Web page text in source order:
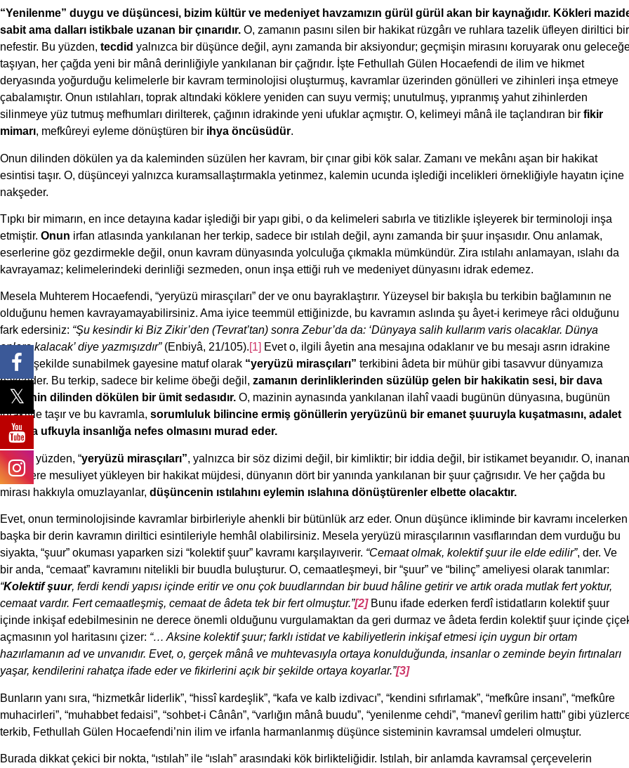
“Yenilenme” duygu ve düşüncesi, bizim kültür ve medeniyet havzamızın gürül gürül akan bir kaynağıdır. Kökleri
sabit ama dalları istikbale uzanan bir çınarıdır. O, zamanın pasını silen bir hakikat rüzgârı ve ruhlara tazelik üfleyen diriltici bir
nefestir. Bu yüzden, tecdid yalnızca bir düşünce değil, aynı zamanda bir aksiyondur; geçmişin mirasını koruyarak onu
taşıyan, her çağda yeni bir mânâ derinliğiyle yankılanan bir çağrıdır. İşte Fethullah Gülen Hocaefendi de ilim ve hikmet
deryasında yoğurduğu kelimelerle bir kavram terminolojisi oluşturmuş, kavramlar üzerinden gönülleri ve zihinleri inşa etmeye
çabalamıştır. Onun ıstılahları, toprak altındaki köklere yeniden can suyu vermiş; unutulmuş, yıpranmış yahut zihinlerden
silinmeye yüz tutmuş mefhumları dirilterek, çağının idrakinde yeni ufuklar açmıştır. O, kelimeyi mânâ ile taçlandıran bir fikir
mimarı, mefkûreyi eyleme dönüştüren bir ihya öncüsüdür.
Onun dilinden dökülen ya da kaleminden süzülen her kavram, bir çınar gibi kök salar. Zamanı ve mekânı aşan bir hakikat
esintisi taşır. O, düşünceyi yalnızca kuramsallaştırmakla yetinmez, kalemin ucunda işlediği incelikleri örnekliğiyle hayatın içine
nakşeder.
Tıpkı bir mimarın, en ince detayına kadar işlediği bir yapı gibi, o da kelimeleri sabırla ve titizlikle işleyerek bir terminoloji inşa
etmiştir. Onun irfan atlasında yankılanan her terkip, sadece bir ıstılah değil, aynı zamanda bir şuur inşasıdır. Onu anlamak,
eserlerine göz gezdirmekle değil, onun kavram dünyasında yolculuğa çıkmakla mümkündür. Zira ıstılahı anlamayan, ıslahı da
kavrayamaz; kelimelerindeki derinliği sezmeden, onun inşa ettiği ruh ve medeniyet dünyasını idrak edemez.
Mesela Muhterem Hocaefendi, “yeryüzü mirasçıları” der ve onu bayraklaştırır. Yüzeysel bir bakışla bu terkibin bağlamının ne
olduğunu hemen kavrayamayabilirsiniz. Ama iyice teemmül ettiğinizde, bu kavramın aslında şu âyet-i kerimeye râci olduğunu
fark edersiniz: “Şu kesindir ki Biz Zikir’den (Tevrat’tan) sonra Zebur’da da: ‘Dünyaya salih kullarım varis olacaklar. Dünya
onlara kalacak’ diye yazmışızdır”(Enbiyâ, 21/105).[1] Evet o, ilgili âyetin ana mesajına odaklanır ve bu mesajı asrın idrakine
uygun şekilde sunabilmek gayesine matuf olarak “yeryüzü mirasçıları” terkibini âdeta bir mühür gibi tasavvur dünyamıza
nakşeder. Bu terkip, sadece bir kelime öbeği değil, zamanın derinliklerinden süzülüp gelen bir hakikatin sesi, bir dava
neferinin dilinden dökülen bir ümit sedasıdır. O, mazinin aynasında yankılanan ilahî vaadi bugünün dünyasına, bugünün
idrâkiyle taşır ve bu kavramla, sorumluluk bilincine ermiş gönüllerin yeryüzünü bir emanet şuuruyla kuşatmasını, adalet
ve ihya ufkuyla insanlığa nefes olmasını murad eder.
İşte bu yüzden, “yeryüzü mirasçıları”, yalnızca bir söz dizimi değil, bir kimliktir; bir iddia değil, bir istikamet beyanıdır. O, inanan
yüreklere mesuliyet yükleyen bir hakikat müjdesi, dünyanın dört bir yanında yankılanan bir şuur çağrısıdır. Ve her çağda bu
mirası hakkıyla omuzlayanlar, düşüncenin ıstılahını eylemin ıslahına dönüştürenler elbette olacaktır.
Evet, onun terminolojisinde kavramlar birbirleriyle ahenkli bir bütünlük arz eder. Onun düşünce ikliminde bir kavramı incelerken
başka bir derin kavramın diriltici esintileriyle hemhâl olabilirsiniz. Mesela yeryüzü mirasçılarının vasıflarından dem vurduğu bu
siyakta, “şuur” okuması yaparken sizi “kolektif şuur” kavramı karşılayıverir. “Cemaat olmak, kolektif şuur ile elde edilir”, der. Ve
bir anda, “cemaat” kavramını nitelikli bir buudla buluşturur. O, cemaatleşmeyi, bir “şuur” ve “bilinç” ameliyesi olarak tanımlar:
“Kolektif şuur, ferdi kendi yapısı içinde eritir ve onu çok buudlarından bir buud hâline getirir ve artık orada mutlak fert yoktur,
cemaat vardır. Fert cemaatleşmiş, cemaat de âdeta tek bir fert olmuştur.”[2]Bunu ifade ederken ferdî istidatların kolektif şuur
içinde inkişaf edebilmesinin ne derece önemli olduğunu vurgulamaktan da geri durmaz ve âdeta ferdin kolektif şuur içinde
açmasının yol haritasını çizer: “… Aksine kolektif şuur; farklı istidat ve kabiliyetlerin inkişaf etmesi için uygun bir ortam
hazırlamanın ad ve unvanıdır. Evet, o, gerçek mânâ ve muhtevasıyla ortaya konulduğunda, insanlar o zeminde beyin fırtınaları
yaşar, kendilerini rahatça ifade eder ve fikirlerini açık bir şekilde ortaya koyarlar.”[3]
Bunların yanı sıra, “hizmetkâr liderlik”, “hissî kardeşlik”, “kafa ve kalb izdivacı”, “kendini sıfırlamak”, “mefkûre insanı”, “mefkûre
muhacirleri”, “muhabbet fedaisi”, “sohbet-i Cânân”, “varlığın mânâ buudu”, “yenilenme cehdi”, “manevî gerilim hattı” gibi
terkib, Fethullah Gülen Hocaefendi’nin ilim ve irfanla harmanlanmış düşünce sisteminin kavramsal umdeleri olmuştur.
Burada dikkat çekici bir nokta, “ıstılah” ile “ıslah” arasındaki kök birlikteliğidir. Istılah, bir anlamda kavramsal çerçevelerin